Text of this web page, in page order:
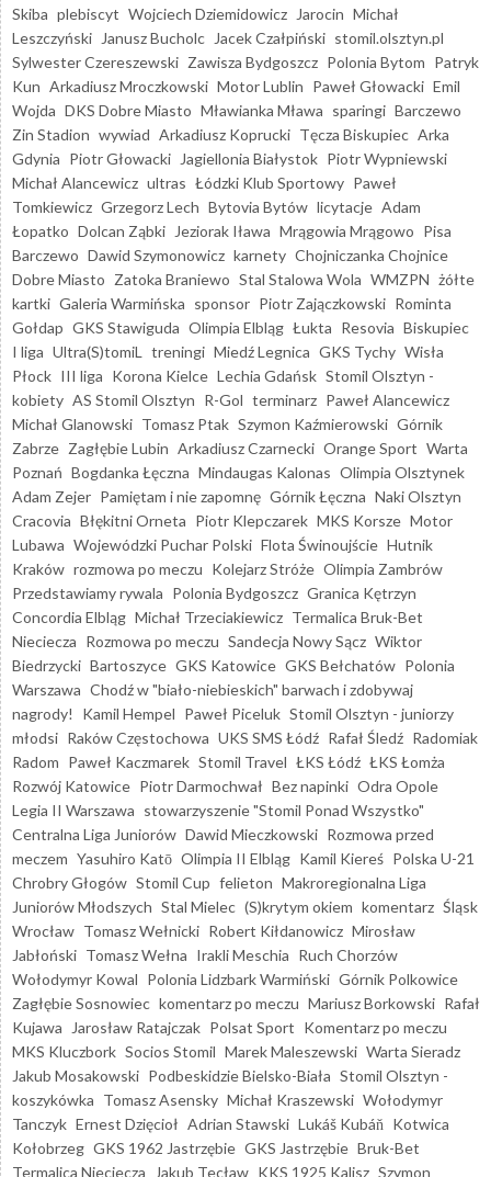
Skiba plebiscyt Wojciech Dziemidowicz Jarocin Michał
Leszczyński
Janusz Bucholc Jacek Czałpiński stomil.olsztyn.pl
Sylwester Czereszewski Zawisza Bydgoszcz Polonia Bytom Patryk
Kun Arkadiusz Mroczkowski Motor Lublin Paweł Głowacki Emil
Wojda DKS Dobre Miasto Mławianka Mława sparingi Barczewo
Zin Stadion wywiad Arkadiusz Koprucki Tęcza Biskupiec Arka
Gdynia Piotr Głowacki Jagiellonia Białystok Piotr Wypniewski
Michał Alancewicz ultras Łódzki Klub Sportowy Paweł
Tomkiewicz Grzegorz Lech Bytovia Bytów licytacje Adam
Łopatko Dolcan Ząbki Jeziorak Iława Mrągowia Mrągowo Pisa
Barczewo Dawid Szymonowicz karnety Chojniczanka Chojnice
Dobre Miasto Zatoka Braniewo Stal Stalowa Wola WMZPN żółte
kartki Galeria Warmińska sponsor Piotr Zajączkowski Rominta
Gołdap GKS Stawiguda Olimpia Elbląg Łukta Resovia Biskupiec
I liga Ultra(S)tomiL treningi Miedź Legnica GKS Tychy Wisła
Płock III liga Korona Kielce Lechia Gdańsk Stomil Olsztyn -
kobiety AS Stomil Olsztyn R-Gol terminarz Paweł Alancewicz
Michał Glanowski Tomasz Ptak Szymon Kaźmierowski Górnik
Zabrze Zagłębie Lubin Arkadiusz Czarnecki Orange Sport Warta
Poznań Bogdanka Łęczna Mindaugas Kalonas Olimpia Olsztynek
Adam Zejer Pamiętam i nie zapomnę Górnik Łęczna Naki Olsztyn
Cracovia Błękitni Orneta Piotr Klepczarek MKS Korsze Motor
Lubawa Wojewódzki Puchar Polski Flota Świnoujście Hutnik
Kraków rozmowa po meczu Kolejarz Stróże Olimpia Zambrów
Przedstawiamy rywala Polonia Bydgoszcz Granica Kętrzyn
Concordia Elbląg Michał Trzeciakiewicz Termalica Bruk-Bet
Nieciecza Rozmowa po meczu Sandecja Nowy Sącz Wiktor
Biedrzycki Bartoszyce GKS Katowice GKS Bełchatów Polonia
Warszawa Chodź w "biało-niebieskich" barwach i zdobywaj
nagrody!
Kamil Hempel Paweł Piceluk Stomil Olsztyn - juniorzy
młodsi Raków Częstochowa UKS SMS Łódź Rafał Śledź Radomiak
Radom Paweł Kaczmarek Stomil Travel ŁKS Łódź ŁKS Łomża
Rozwój Katowice Piotr Darmochwał Bez napinki Odra Opole
Legia II Warszawa stowarzyszenie "Stomil Ponad Wszystko"
Centralna Liga Juniorów Dawid Mieczkowski Rozmowa przed
meczem Yasuhiro Katō Olimpia II Elbląg Kamil Kiereś Polska U-21
Chrobry Głogów Stomil Cup felieton Makroregionalna Liga
Juniorów Młodszych Stal Mielec (S)krytym okiem komentarz Śląsk
Wrocław Tomasz Wełnicki Robert Kiłdanowicz Mirosław
Jabłoński Tomasz Wełna Irakli Meschia Ruch Chorzów
Wołodymyr Kowal Polonia Lidzbark Warmiński Górnik Polkowice
Zagłębie Sosnowiec komentarz po meczu Mariusz Borkowski Rafał
Kujawa
Jarosław Ratajczak Polsat Sport Komentarz po meczu
MKS Kluczbork Socios Stomil Marek Maleszewski Warta Sieradz
Jakub Mosakowski Podbeskidzie Bielsko-Biała Stomil Olsztyn -
koszykówka Tomasz Asensky Michał Kraszewski Wołodymyr
Tanczyk Ernest Dzięcioł Adrian Stawski Lukáš Kubáň Kotwica
Kołobrzeg GKS 1962 Jastrzębie GKS Jastrzębie Bruk-Bet
Termalica Nieciecza
Jakub Tecław KKS 1925 Kalisz Szymon